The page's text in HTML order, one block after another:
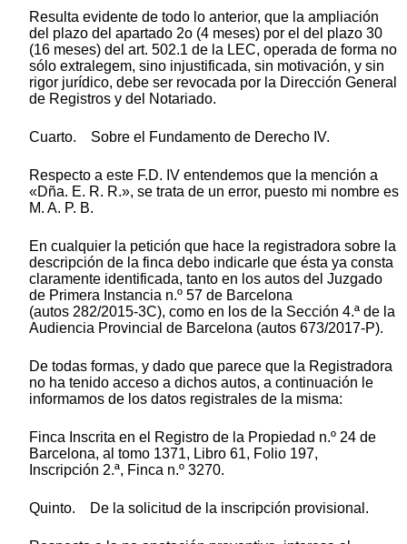
Resulta evidente de todo lo anterior, que la ampliación
del plazo del apartado 2o (4 meses) por el del plazo 30
(16 meses) del art. 502.1 de la LEC, operada de forma no
sólo extralegem, sino injustificada, sin motivación, y sin
rigor jurídico, debe ser revocada por la Dirección General
de Registros y del Notariado.
Cuarto. Sobre el Fundamento de Derecho IV.
Respecto a este F.D. IV entendemos que la mención a
«Dña. E. R. R.», se trata de un error, puesto mi nombre es
M. A. P. B.
En cualquier la petición que hace la registradora sobre la
descripción de la finca debo indicarle que ésta ya consta
claramente identificada, tanto en los autos del Juzgado
de Primera Instancia n.º 57 de Barcelona
(autos 282/2015-3C), como en los de la Sección 4.ª de la
Audiencia Provincial de Barcelona (autos 673/2017-P).
De todas formas, y dado que parece que la Registradora
no ha tenido acceso a dichos autos, a continuación le
informamos de los datos registrales de la misma:
Finca Inscrita en el Registro de la Propiedad n.º 24 de
Barcelona, al tomo 1371, Libro 61, Folio 197,
Inscripción 2.ª, Finca n.º 3270.
Quinto. De la solicitud de la inscripción provisional.